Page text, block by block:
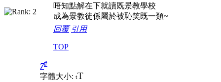
唔知點解在下就讀既景教學校
成為景教徒係屬於被恥笑既一類~
回覆 引用
TOP
7#
字體大小: tT